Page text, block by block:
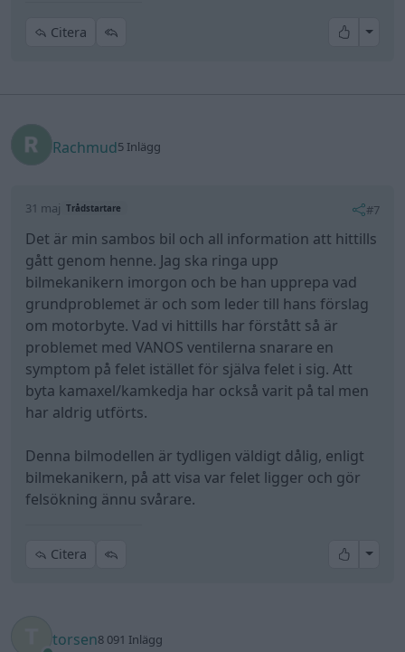
Citera All
Rachmud5 Inlägg
31 maj Trådstartare #7
Det är min sambos bil och all information att hittills
gått genom henne. Jag ska ringa upp
bilmekanikern imorgon och be han upprepa vad
grundproblemet är och som leder till hans förslag
om motorbyte. Vad vi hittills har förstått så är
problemet med VANOS ventilerna snarare en
symptom på felet istället för själva felet i sig. Att
byta kamaxel/kamkedja har också varit på tal men
har aldrig utförts.
Denna bilmodellen är tydligen väldigt dålig, enligt
bilmekanikern, på att visa var felet ligger och gör
felsökning ännu svårare.
Citera All
torsen8 091 Inlägg